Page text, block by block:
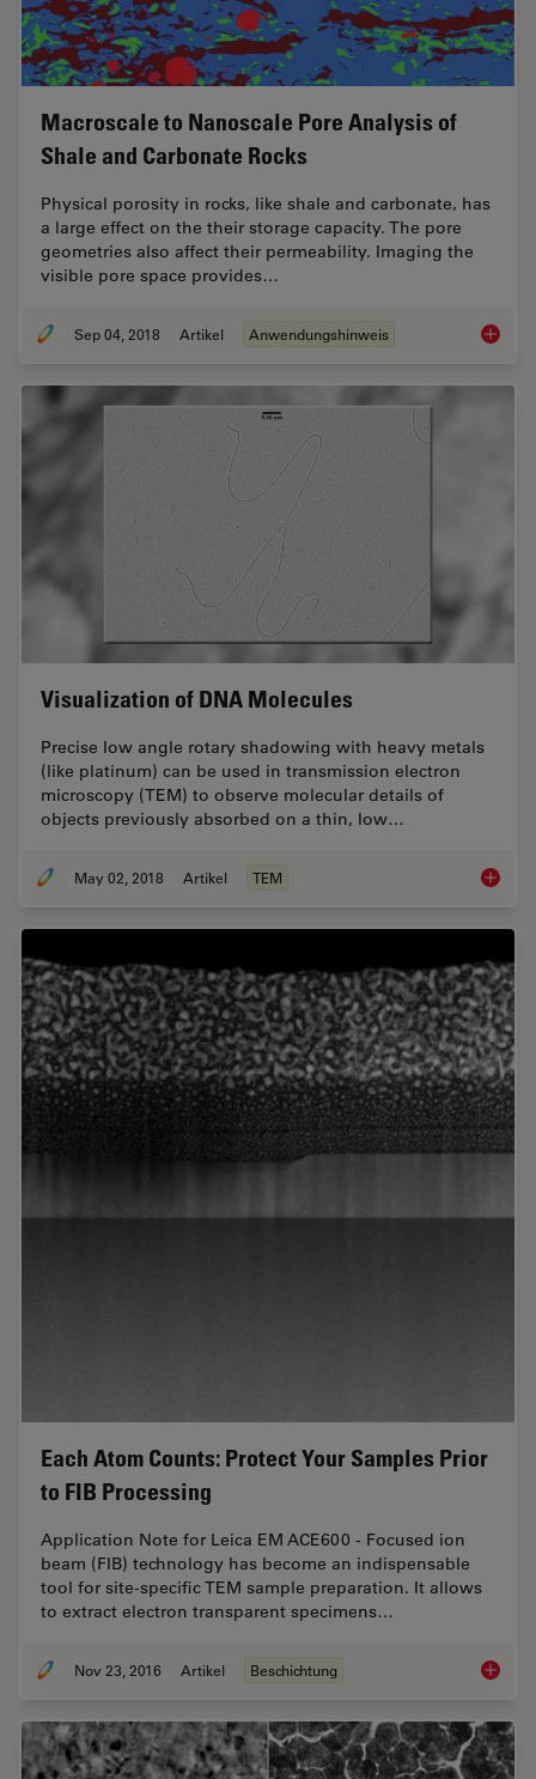
Macroscale to Nanoscale Pore Analysis of
Shale and Carbonate Rocks
Physical porosity in rocks, like shale and carbonate, has
a large effect on the their storage capacity. The pore
geometries also affect their permeability. Imaging the
visible pore space provides…
Sep 04, 2018 Artikel Anwendungshinweis
Visualization of DNA Molecules
Precise low angle rotary shadowing with heavy metals
(like platinum) can be used in transmission electron
microscopy (TEM) to observe molecular details of
objects previously absorbed on a thin, low…
May 02, 2018 Artikel TEM
Each Atom Counts: Protect Your Samples Prior
to FIB Processing
Application Note for Leica EM ACE600 - Focused ion
beam (FIB) technology has become an indispensable
tool for site-specific TEM sample preparation. It allows
to extract electron transparent specimens…
Nov 23, 2016 Artikel Beschichtung Each